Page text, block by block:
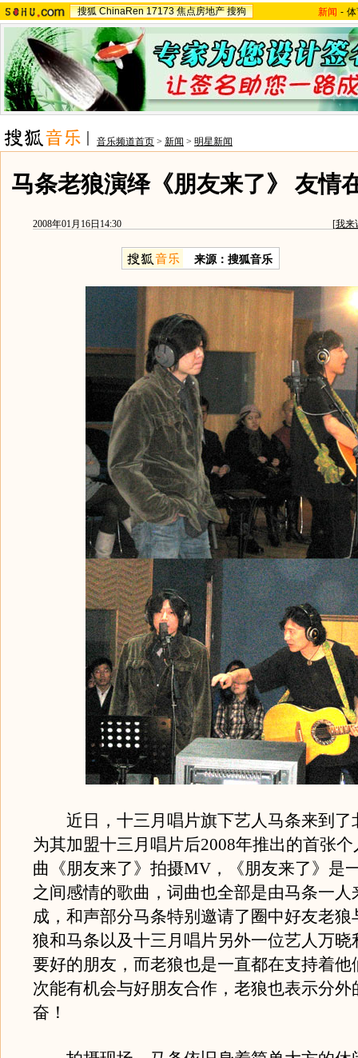
搜狐 ChinaRen 17173 焦点房地产 搜狗 新闻 -
音乐频道首页 > 新闻 > 明星新闻
马条老狼演绎《朋友来了》 友情
2008年01月16日14:30 [我来
来源：搜狐音乐
近日，十三月唱片旗下艺人马条来到了
为其加盟十三月唱片后2008年推出的首张
曲《朋友来了》拍摄MV，《朋友来了》是
之间感情的歌曲，词曲也全部是由马条一人
成，和声部分马条特别邀请了圈中好友老狼
狼和马条以及十三月唱片另外一位艺人万晓
要好的朋友，而老狼也是一直都在支持着他
次能有机会与好朋友合作，老狼也表示分外
奋！